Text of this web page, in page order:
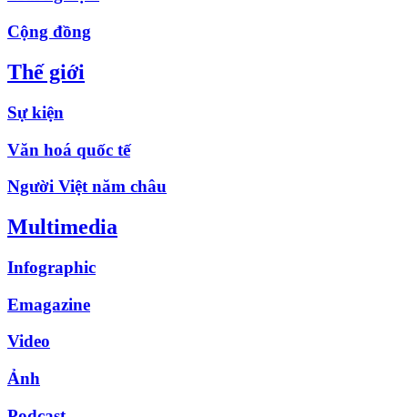
Cộng đồng
Thế giới
Sự kiện
Văn hoá quốc tế
Người Việt năm châu
Multimedia
Infographic
Emagazine
Video
Ảnh